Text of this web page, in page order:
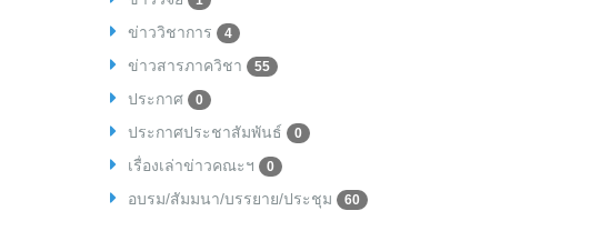
ข่าววิชาการ 4
ข่าวสารภาควิชา 55
ประกาศ 0
ประกาศประชาสัมพันธ์ 0
เรื่องเล่าข่าวคณะฯ 0
อบรม/สัมมนา/บรรยาย/ประชุม 60